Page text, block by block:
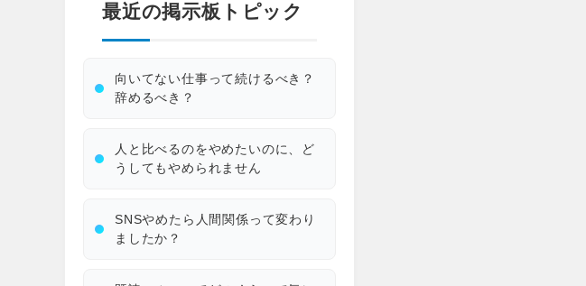
最近の掲示板トピック
向いてない仕事って続けるべき？
辞めるべき？
人と比べるのをやめたいのに、ど
うしてもやめられません
SNSやめたら人間関係って変わり
ましたか？